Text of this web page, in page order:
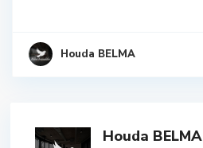
Houda BELMA
Houda BELMA